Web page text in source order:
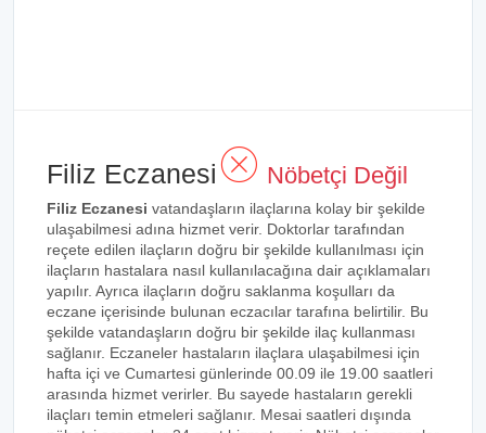
Filiz Eczanesi Nöbetçi Değil
Filiz Eczanesi vatandaşların ilaçlarına kolay bir şekilde
ulaşabilmesi adına hizmet verir. Doktorlar tarafından
reçete edilen ilaçların doğru bir şekilde kullanılması için
ilaçların hastalara nasıl kullanılacağına dair açıklamaları
yapılır. Ayrıca ilaçların doğru saklanma koşulları da
eczane içerisinde bulunan eczacılar tarafına belirtilir. Bu
şekilde vatandaşların doğru bir şekilde ilaç kullanması
sağlanır. Eczaneler hastaların ilaçlara ulaşabilmesi için
hafta içi ve Cumartesi günlerinde 00.09 ile 19.00 saatleri
arasında hizmet verirler. Bu sayede hastaların gerekli
ilaçları temin etmeleri sağlanır. Mesai saatleri dışında